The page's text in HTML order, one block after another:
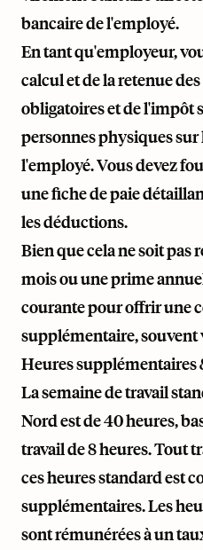
bancaire de l'employé.
En tant qu'employeur,
calcul et de la retenue
obligatoires et de l'impôt
personnes physiques sur
l'employé. Vous devez
une fiche de paie
les déductions.
Bien que cela ne soit pas
mois ou une prime
courante pour offrir une
supplémentaire, souvent
Heures
La semaine de travail
Nord est de 40 heures,
travail de 8 heures. Tout
ces heures standard est
supplémentaires. Les
sont rémunérées à un